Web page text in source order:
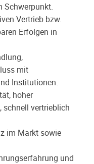
Schwerpunkt.
Vertrieb bzw.
Erfolgen in
mit
Institutionen.
hoher
schnell vertrieblich
im Markt sowie
und